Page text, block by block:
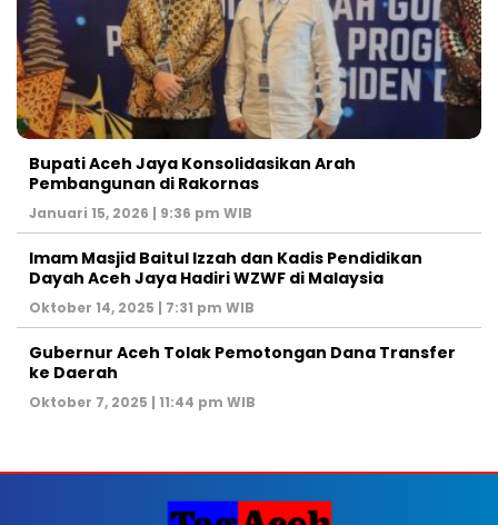
Bupati Aceh Jaya Konsolidasikan Arah
Pembangunan di Rakornas
Januari 15, 2026 | 9:36 pm WIB
Imam Masjid Baitul Izzah dan Kadis Pendidikan
Dayah Aceh Jaya Hadiri WZWF di Malaysia
Oktober 14, 2025 | 7:31 pm WIB
Gubernur Aceh Tolak Pemotongan Dana Transfer
ke Daerah
Oktober 7, 2025 | 11:44 pm WIB